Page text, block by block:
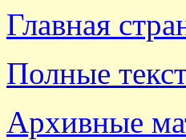
Главная
Полные
Архивные